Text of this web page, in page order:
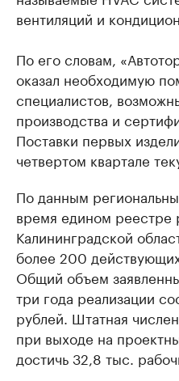
вентиляций и
По его словам,
оказал необходимую
специалистов,
производства и
Поставки первых
четвертом квартале
По данным
время едином реестре
Калининградской
более 200
Общий объем
три года реализации
рублей. Штатная
при выходе на
достичь 32,8 тыс.